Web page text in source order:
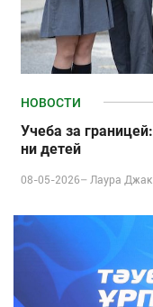
НОВОСТИ
Учеба за
ни детей
08-05-2026– Лаура